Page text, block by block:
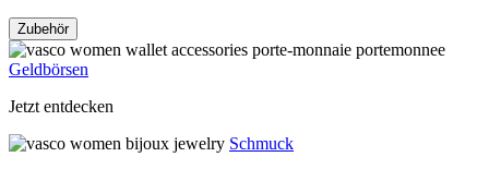
Zubehör
Geldbörsen
Jetzt entdecken
Schmuck